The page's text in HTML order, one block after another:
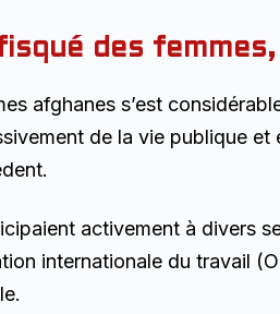
des
afghanes s’est
de la vie publique
activement à divers
internationale du travail